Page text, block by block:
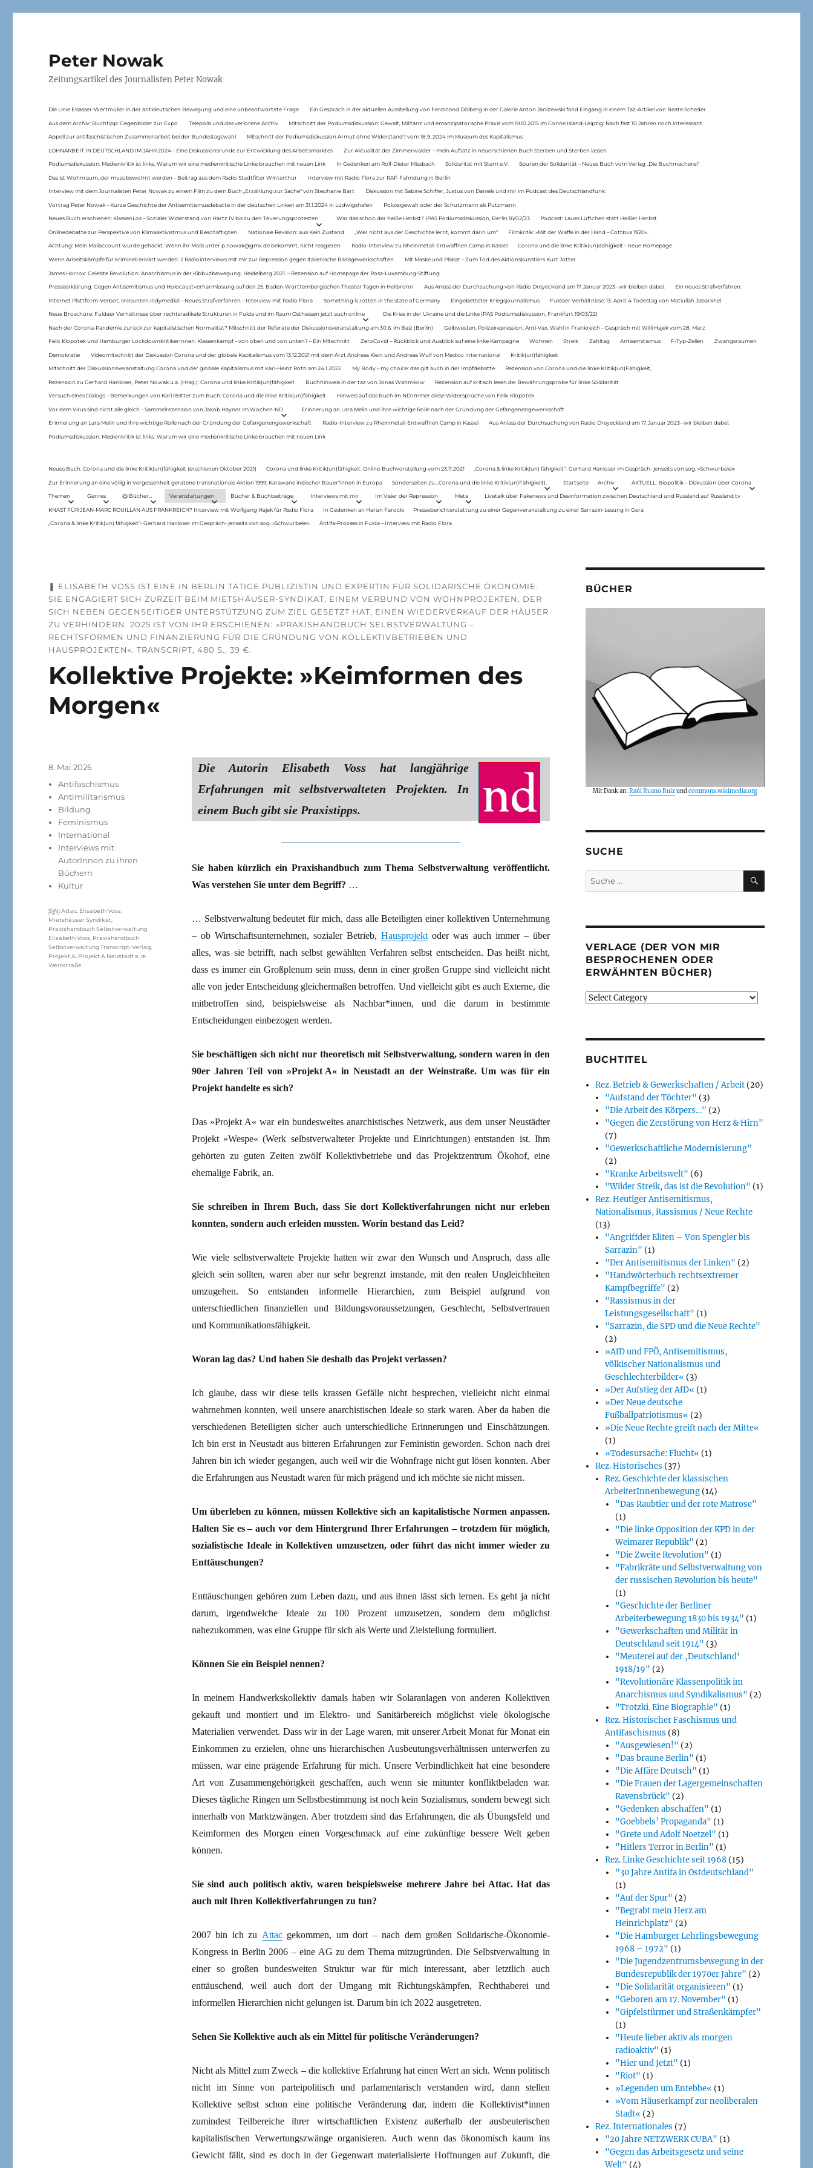
Peter Nowak
Zeitungsartikel des Journalisten Peter Nowak
Die Linie Elsässer-Wertmüller in der antideutschen Bewegung und eine unbeantwortete Frage Ein Gespräch in der aktuellen Ausstellung von Ferdinand Dölberg in der Galerie Anton Janizewski fand Eingang in einem Taz-Artikel von Beate Scheder
Aus dem Archiv: Buchtipp: Gegenbilder zur Expo Telepolis und das verlorene Archiv Mitschnitt der Podiumsdiskussion: Gewalt, Militanz und emanzipatorische Praxis vom 19.10.2015 im Conne Island-Leipzig: Nach fast 10 Jahren noch interessant.
Appell zur antifaschistischen Zusammenarbeit bei der Bundestagswahl Mitschnitt der Podiumsdiskussion Armut ohne Widerstand? vom 18.9..2024 im Museum des Kapitalismus
LOHNARBEIT IN DEUTSCHLAND IM JAHR 2024 – Eine Diskussionsrunde zur Entwicklung des Arbeitsmarktes Zur Aktualität der Zimmerwalder – mein Aufsatz in neuerschienen Buch Sterben und Sterben lassen
Podiumsdiskussion: Medienkritik ist links. Warum wir eine medienkritische Linke brauchen mit neuen Link In Gedenken am Rolf-Dieter Missbach Solidarität mit Stern e.V. Spuren der Solidarität – Neues Buch vom Verlag „Die Buchmacherei“
Das ist Wohnraum, der muss bewohnt werden – Beitrag aus dem Radio Stadtfilter Winterthur Interview mit Radio Flora zur RAF-Fahndung in Berlin
Interview mit dem Journalisten Peter Nowak zu einem Film zu dem Buch „Erzählung zur Sache“ von Stephanie Bart Diskussion mit Sabine Schiffer, Justus von Daniels und mir im Podcast des Deutschlandfunk:
Vortrag Peter Nowak – Kurze Geschichte der Antisemitismusdebatte in der deutschen Linken am 31.1.2024 in Ludwigshafen Polizeigewalt oder der Schutzmann als Putzmann
Neues Buch erschienen: KlassenLos – Sozialer Widerstand von Hartz IV bis zu den Teuerungsprotesten War das schon der heiße Herbst? (PAS Podiumsdiskussion, Berlin 16/02/23 Podcast: Laues Lüftchen statt Heißer Herbst
Onlinedebatte zur Perspektive von Klimaaktivistmus und Beschäftigten Nationale Revision: aus Kein Zustand „Wer nicht aus der Geschichte lernt, kommt darin um“ Filmkritik: »Mit der Waffe in der Hand – Cottbus 1920«.
Achtung: Mein Mailaccount wurde gehackt. Wenn ihr Mails unter p.nowak@gmx.de bekommt, nicht reagieren Radio-Interview zu Rheinmetall-Entwaffnen Camp in Kassel Corona und die linke Kritik(un)dähigkeit – neue Homepage
Wenn Arbeitskämpfe für kriminell erklärt werden: 2 Radiointerviews mit mir zur Repression gegen italienische Basisgewerkschaften Mit Maske und Plakat – Zum Tod des Aktionskünstlers Kurt Jotter
James Horrox: Gelebte Revolution. Anarchismus in der Kibbuzbewegung, Heidelberg 2021. – Rezension auf Homepage der Rosa-Luxemburg-Stiftung
Presseerklärung: Gegen Antisemitismus und Holocaustverharmlosung auf den 25. Baden-Württembergischen Theater Tagen in Heilbronn Aus Anlass der Durchsuchung von Radio Dreyeckland am 17.Januar 2023– wir bleiben dabei: Ein neues Strafverfahren:
Internet Plattform-Verbot, linksunten.indymedia1 – Neues Strafverfahren – Interview mit Radio Flora Something is rotten in the state of Germany Eingebetteter Kriegsjournalismus Fuldaer Verhältnisse: 13. April: 4 Todestag von Matiul­lah Jabarkhel
Neue Broschüre: Fuldaer Verhältnisse über rechtsradikale Strukturen in Fulda und im Raum Osthessen jetzt auch online Die Krise in der Ukraine und die Linke (PAS Podiumsdiskussion, Frankfurt 19/03/22)
Nach der Corona-Pandemie zurück zur kapitalistischen Normalität? Mitschnitt der Referate der Diskussionsveranstaltung am 30.6. im Baiz (Berlin) Gelbwesten, Polizeirepression, Anti-Vax, Wahl in Frankreich – Gespräch mit Willi Hajek vom 28. März
Felix Klopotek und Hamburger LockdownkritikerInnen: Klassenkampf – von oben und von unten? – Ein Mitschnitt ZeroCovid – Rückblick und Ausblick auf eine linke Kampagne Wohnen Streik Zahltag Antisemitismus F-Typ-Zellen Zwangsräumen
Demokratie Videomitschnitt der Diskussion Corona und der globale Kapitalismus vom 13.12.2021 mit dem Arzt Andreas Klein und Andreas Wulf von Medico International Kritik(un)fähigkeit
Mitschnitt der Diskussionsveranstaltung Corona und der globale Kapitalismus mit Karl-Heinz Roth am 24.1.2022 My Body – my choice: das gilt auch in der Impfdebatte Rezension von Corona und die linke Kritik(un)Fähigkeit,
Rezension zu Gerhard Hanloser, Peter Nowak u.a. (Hrsg.): Corona und linke Kritik(un)fähigkeit Buchhinweis in der taz von Jonas Wahmkow Rezension auf kritisch lesen.de: Bewährungsprobe für linke Solidarität
Versuch eines Dialogs – Bemerkungen von Karl Reitter zum Buch: Corona und die linke Kritik(un)fähigkeit Hinweis auf das Buch im ND Immer diese Widersprüche von Felix Klopotek
Vor dem Virus sind nicht alle gleich – Sammelrezension von Jakob Hayner im Wochen-ND Erinnerung an Lara Melin und ihre wichtige Rolle nach der Gründung der Gefangenengewerkschaft
Erinnerung an Lara Melin und ihre wichtige Rolle nach der Gründung der Gefangenengewerkschaft Radio-Interview zu Rheinmetall-Entwaffnen Camp in Kassel Aus Anlass der Durchsuchung von Radio Dreyeckland am 17.Januar 2023– wir bleiben dabei:
Podiumsdiskussion: Medienkritik ist links. Warum wir eine medienkritische Linke brauchen mit neuen Link
Neues Buch: Corona und die linke Kritik(un)fähigkeit (erschienen Oktober 2021) Corona und linke Kritik(un)fähigkeit. Online-Buchvorstellung vom 23.11.2021 „Corona & linke Kritik(un) fähigkeit“- Gerhard Hanloser im Gespräch- jenseits von sog. »Schwurbelei«
Zur Erinnerung an eine völlig in Vergessenheit geratene transnationale Aktion 1999: Karawane indischer Bauer*innen in Europa Sonderseiten zu…Corona und die linke Kritik(un)Fähigkeit). Startseite Archiv AKTUELL: Biopolitik – Diskussion über Corona
Themen Genres @ Bücher… Veranstaltungen Bücher & Buchbeiträge Interviews mit mir Im Visier der Repression Meta Livetalk über Fakenews und Desinformation zwischen Deutschland und Russland auf Russland.tv
KNAST FÜR JEAN-MARC ROUILLAN AUS FRANKREICH? Interview mit Wolfgang Hajek für Radio Flora In Gedenken an Harun Farocki Presseberichterstattung zu einer Gegenveranstaltung zu einer Sarrazin-Lesung in Gera
„Corona & linke Kritik(un) fähigkeit“- Gerhard Hanloser im Gespräch- jenseits von sog. »Schwurbelei« Antifa-Prozess in Fulda – Interview mit Radio Flora
❚ ELISABETH VOSS IST EINE IN BERLIN TÄTIGE PUBLIZISTIN UND EXPERTIN FÜR SOLIDARISCHE ÖKONOMIE.
SIE ENGAGIERT SICH ZURZEIT BEIM MIETSHÄUSER-SYNDIKAT, EINEM VERBUND VON WOHNPROJEKTEN, DER
SICH NEBEN GEGENSEITIGER UNTERSTÜTZUNG ZUM ZIEL GESETZT HAT, EINEN WIEDERVERKAUF DER HÄUSER
ZU VERHINDERN. 2025 IST VON IHR ERSCHIENEN: »PRAXISHANDBUCH SELBSTVERWALTUNG –
RECHTSFORMEN UND FINANZIERUNG FÜR DIE GRÜNDUNG VON KOLLEKTIVBETRIEBEN UND
HAUSPROJEKTEN«. TRANSCRIPT, 480 S., 39 €.
Kollektive Projekte: »Keimformen des
Morgen«
Die Autorin Elisabeth Voss hat langjährige
Erfahrungen mit selbstverwalteten Projekten. In
einem Buch gibt sie Praxistipps.
Sie haben kürzlich ein Praxishandbuch zum Thema Selbstverwaltung veröffentlicht.
Was verstehen Sie unter dem Begriff? …
… Selbstverwaltung bedeutet für mich, dass alle Beteiligten einer kollektiven Unternehmung
– ob Wirtschaftsunternehmen, sozialer Betrieb,Hausprojekt oder was auch immer – über
alles, was sie betrifft, nach selbst gewählten Verfahren selbst entscheiden. Das heißt nicht,
dass es immer ein Großplenum sein muss, denn in einer großen Gruppe sind vielleicht nicht
alle von jeder Entscheidung gleichermaßen betroffen. Und vielleicht gibt es auch Externe, die
mitbetroffen sind, beispielsweise als Nachbar*innen, und die darum in bestimmte
Entscheidungen einbezogen werden.
Sie beschäftigen sich nicht nur theoretisch mit Selbstverwaltung, sondern waren in den
90er Jahren Teil von »Projekt A« in Neustadt an der Weinstraße. Um was für ein
Projekt handelte es sich?
Das »Projekt A« war ein bundesweites anarchistisches Netzwerk, aus dem unser Neustädter
Projekt »Wespe« (Werk selbstverwalteter Projekte und Einrichtungen) entstanden ist. Ihm
gehörten zu guten Zeiten zwölf Kollektivbetriebe und das Projektzentrum Ökohof, eine
ehemalige Fabrik, an.
Sie schreibenin Ihrem Buch, dass Sie dort Kollektiverfahrungen nicht nur erleben
konnten, sondern auch erleiden mussten. Worin bestand das Leid?
Wie viele selbstverwaltete Projekte hatten wir zwar den Wunsch und Anspruch, dass alle
gleich sein sollten, waren aber nur sehr begrenzt imstande, mit den realen Ungleichheiten
umzugehen. So entstanden informelle Hierarchien, zum Beispiel aufgrund von
unterschiedlichen finanziellen und Bildungsvoraussetzungen, Geschlecht, Selbstvertrauen
und Kommunikationsfähigkeit.
Woran lag das? Und haben Sie deshalb das Projekt verlassen?
Ich glaube, dass wir diese teils krassen Gefälle nicht besprechen, vielleicht nicht einmal
wahrnehmen konnten, weil unsere anarchistischen Ideale so stark waren. Aber da haben die
verschiedenen Beteiligten sicher auch unterschiedliche Erinnerungen und Einschätzungen.
Ich bin erst in Neustadt aus bitteren Erfahrungen zur Feministin geworden. Schon nach drei
Jahren bin ich wieder gegangen, auch weil wir die Wohnfrage nicht gut lösen konnten. Aber
die Erfahrungen aus Neustadt waren für mich prägend und ich möchte sie nicht missen.
Um überleben zu können, müssen Kollektive sich an kapitalistische Normen anpassen.
Halten Sie es – auch vor dem Hintergrund Ihrer Erfahrungen – trotzdem für möglich,
sozialistische Ideale in Kollektiven umzusetzen, oder führt das nicht immer wieder zu
Enttäuschungen?
Enttäuschungen gehören zum Leben dazu, und aus ihnen lässt sich lernen. Es geht ja nicht
darum, irgendwelche Ideale zu 100 Prozent umzusetzen, sondern dem möglichst
nahezukommen, was eine Gruppe für sich als Werte und Zielstellung formuliert.
Können Sie ein Beispiel nennen?
In meinem Handwerkskollektiv damals haben wir Solaranlagen von anderen Kollektiven
gekauft und montiert und im Elektro- und Sanitärbereich möglichst viele ökologische
Materialien verwendet. Dass wir in der Lage waren, mit unserer Arbeit Monat für Monat ein
Einkommen zu erzielen, ohne uns hierarchischen Ausbeutungsverhältnissen unterwerfen zu
müssen, war eine prägende Erfahrung für mich. Unsere Verbindlichkeit hat eine besondere
Art von Zusammengehörigkeit geschaffen, auch wenn sie mitunter konfliktbeladen war.
Dieses tägliche Ringen um Selbstbestimmung ist noch kein Sozialismus, sondern bewegt sich
innerhalb von Marktzwängen. Aber trotzdem sind das Erfahrungen, die als Übungsfeld und
Keimformen des Morgen einen Vorgeschmack auf eine zukünftige bessere Welt geben
können.
Sie sind auch politisch aktiv, warenbeispielsweise mehrere Jahre bei Attac. Hat das
auch mit Ihren Kollektiverfahrungen zu tun?
2007 bin ich zu Attacgekommen, um dort – nach dem großen Solidarische-Ökonomie-
Kongress in Berlin 2006 – eine AG zu dem Thema mitzugründen. Die Selbstverwaltung in
einer so großen bundesweiten Struktur war für mich interessant, aber letztlich auch
enttäuschend, weil auch dort der Umgang mit Richtungskämpfen, Rechthaberei und
informellen Hierarchien nicht gelungen ist. Darum bin ich 2022 ausgetreten.
Sehen Sie Kollektive auch als ein Mittel für politische Veränderungen?
Nicht als Mittel zum Zweck – die kollektive Erfahrung hat einen Wert an sich. Wenn politisch
nicht im Sinne von parteipolitisch und parlamentarisch verstanden wird, dann stellen
Kollektive selbst schon eine politische Veränderung dar, indem die Kollektivist*innen
zumindest Teilbereiche ihrer wirtschaftlichen Existenz außerhalb der ausbeuterischen
kapitalistischen Verwertungszwänge organisieren. Auch wenn das ökonomisch kaum ins
Gewicht fällt, sind es doch in der Gegenwart materialisierte Hoffnungen auf Zukunft, die
Veröffentlicht
8. Mai 2026
Kategorien
Antifaschismus
Antimilitarismus
Bildung
Feminismus
International
Interviews mit
AutorInnen zu ihren
Büchern
Kultur
Schlagwörter
SW:Attac Elisabeth Voss
Mietshäuser Syndikat
Praxishandbuch Selbstverwaltung
Elisabeth Voss Praxishandbuch
Selbstverwaltung Transcript-Verlag
Projekt A Projekt A Neustadt a. d-
Weinstraße
BÜCHER
Mit Dank an:Raúl Ruano Ruizundcommons.wikimedia.org
SUCHE
Suche
nach:
SUCHEN
VERLAGE (DER VON MIR
BESPROCHENEN ODER
ERWÄHNTEN BÜCHER)
Verlage
oder
Bücher)
BUCHTITEL
Rez. Betrieb & Gewerkschaften / Arbeit (20)
"Aufstand der Töchter" (3)
"Die Arbeit des Körpers…" (2)
"Gegen die Zerstörung von Herz & Hirn"
(7)
"Gewerkschaftliche Modernisierung"
(2)
"Kranke Arbeitswelt" (6)
"Wilder Streik, das ist die Revolution" (1)
Rez. Heutiger Antisemitismus,
Nationalismus, Rassismus / Neue Rechte
(13)
"Angriffder Eliten – Von Spengler bis
Sarrazin" (1)
"Der Antisemitismus der Linken" (2)
"Handwörterbuch rechtsextremer
Kampfbegriffe" (2)
"Rassismus in der
Leistungsgesellschaft" (1)
"Sarrazin, die SPD und die Neue Rechte"
(2)
»AfD und FPÖ, Antisemitismus,
völkischer Nationalismus und
Geschlechterbilder« (3)
»Der Aufstieg der AfD« (1)
»Der Neue deutsche
Fußballpatriotismus« (2)
»Die Neue Rechte greift nach der Mitte«
(1)
»Todesursache: Flucht« (1)
Rez. Historisches (37)
Rez. Geschichte der klassischen
ArbeiterInnenbewegung (14)
"Das Raubtier und der rote Matrose"
(1)
"Die linke Opposition der KPD in der
Weimarer Republik" (2)
"Die Zweite Revolution" (1)
"Fabrikräte und Selbstverwaltung von
der russischen Revolution bis heute"
(1)
"Geschichte der Berliner
Arbeiterbewegung 1830 bis 1934" (1)
"Gewerkschaften und Militär in
Deutschland seit 1914" (3)
"Meuterei auf der ‚Deutschland‘
1918/19" (2)
"Revolutionäre Klassenpolitik im
Anarchismus und Syndikalismus" (2)
"Trotzki. Eine Biographie" (1)
Rez. Historischer Faschismus und
Antifaschismus (8)
"Ausgewiesen!" (2)
"Das braune Berlin" (1)
"Die Affäre Deutsch" (1)
"Die Frauen der Lagergemeinschaften
Ravensbrück" (2)
"Gedenken abschaffen" (1)
"Goebbels’ Propaganda" (1)
"Grete und Adolf Noetzel" (1)
"Hitlers Terror in Berlin" (1)
Rez. Linke Geschichte seit 1968 (15)
"30 Jahre Antifa in Ostdeutschland"
(1)
"Auf der Spur" (2)
"Begrabt mein Herz am
Heinrichplatz" (2)
"Die Hamburger Lehrlingsbewegung
1968 – 1972" (1)
"Die Jugendzentrumsbewegung in der
Bundesrepublik der 1970er Jahre" (2)
"Die Solidarität organisieren" (1)
"Geboren am 17. November" (1)
"Gipfelstürmer und Straßenkämpfer"
(1)
"Heute lieber aktiv als morgen
radioaktiv" (1)
"Hier und Jetzt" (1)
"Riot" (1)
»Legenden um Entebbe« (1)
»Vom Häuserkampf zur neoliberalen
Stadt« (2)
Rez. Internationales (7)
"20 Jahre NETZWERK CUBA" (1)
"Gegen das Arbeitsgesetz und seine
Welt" (4)